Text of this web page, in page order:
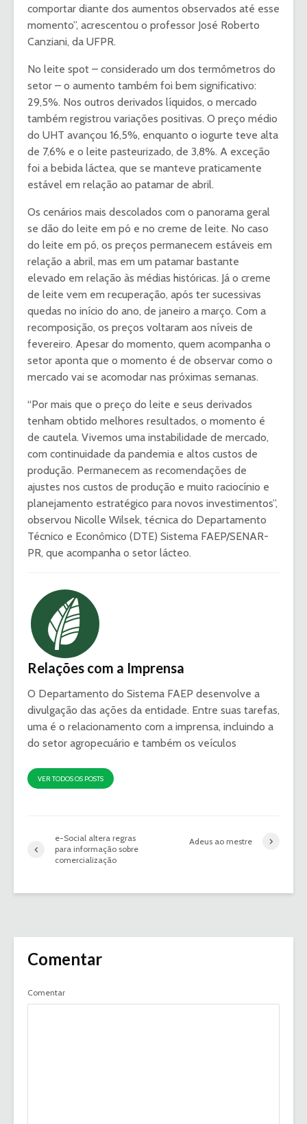
comportar diante dos aumentos observados até esse
momento”, acrescentou o professor José Roberto
Canziani, da UFPR.
No leite spot – considerado um dos termômetros do
setor – o aumento também foi bem significativo:
29,5%. Nos outros derivados líquidos, o mercado
também registrou variações positivas. O preço médio
do UHT avançou 16,5%, enquanto o iogurte teve alta
de 7,6% e o leite pasteurizado, de 3,8%. A exceção
foi a bebida láctea, que se manteve praticamente
estável em relação ao patamar de abril.
Os cenários mais descolados com o panorama geral
se dão do leite em pó e no creme de leite. No caso
do leite em pó, os preços permanecem estáveis em
relação a abril, mas em um patamar bastante
elevado em relação às médias históricas. Já o creme
de leite vem em recuperação, após ter sucessivas
quedas no início do ano, de janeiro a março. Com a
recomposição, os preços voltaram aos níveis de
fevereiro. Apesar do momento, quem acompanha o
setor aponta que o momento é de observar como o
mercado vai se acomodar nas próximas semanas.
“Por mais que o preço do leite e seus derivados
tenham obtido melhores resultados, o momento é
de cautela. Vivemos uma instabilidade de mercado,
com continuidade da pandemia e altos custos de
produção. Permanecem as recomendações de
ajustes nos custos de produção e muito raciocínio e
planejamento estratégico para novos investimentos”,
observou Nicolle Wilsek, técnica do Departamento
Técnico e Econômico (DTE) Sistema FAEP/SENAR-
PR, que acompanha o setor lácteo.
Relações com a Imprensa
O Departamento do Sistema FAEP desenvolve a
divulgação das ações da entidade. Entre suas tarefas,
uma é o relacionamento com a imprensa, incluindo a
do setor agropecuário e também os veículos
VER TODOS OS POSTS
e-Social altera regras
para informação sobre
comercialização
Adeus ao mestre
Comentar
Comentar